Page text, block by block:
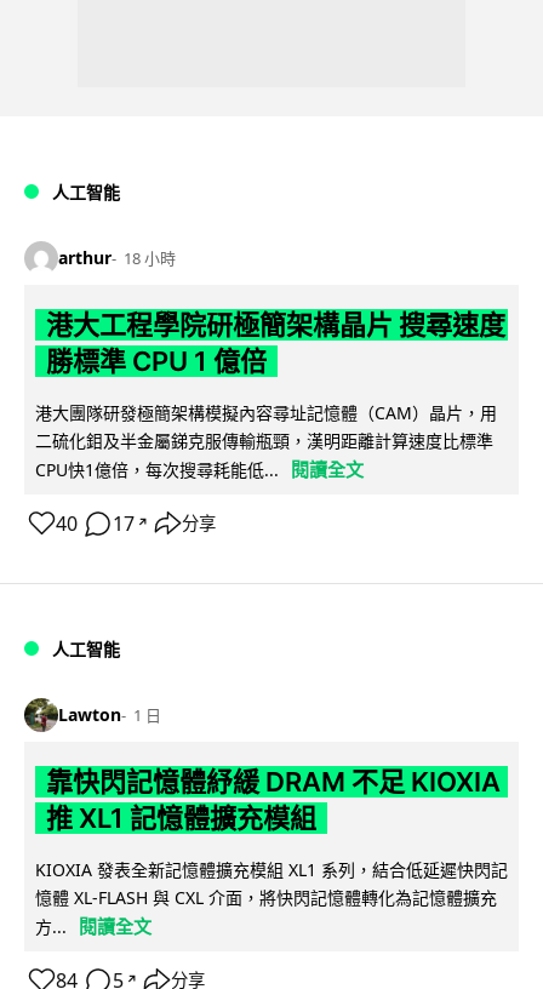
人工智能
arthur 18 小時
港大工程學院研極簡架構晶片 搜尋速度
勝標準 CPU 1 億倍
港大團隊研發極簡架構模擬內容尋址記憶體（CAM）晶片，用
二硫化鉬及半金屬銻克服傳輸瓶頸，漢明距離計算速度比標準
CPU快1億倍，每次搜尋耗能低...
閱讀全文
40 17 ↗ 分享
人工智能
Lawton 1 日
靠快閃記憶體紓緩 DRAM 不足 KIOXIA
推 XL1 記憶體擴充模組
KIOXIA 發表全新記憶體擴充模組 XL1 系列，結合低延遲快閃記
憶體 XL-FLASH 與 CXL 介面，將快閃記憶體轉化為記憶體擴充
方...
閱讀全文
84 5 ↗ 分享